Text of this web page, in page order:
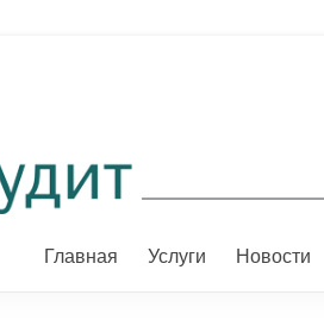
Главная Услуги Новости